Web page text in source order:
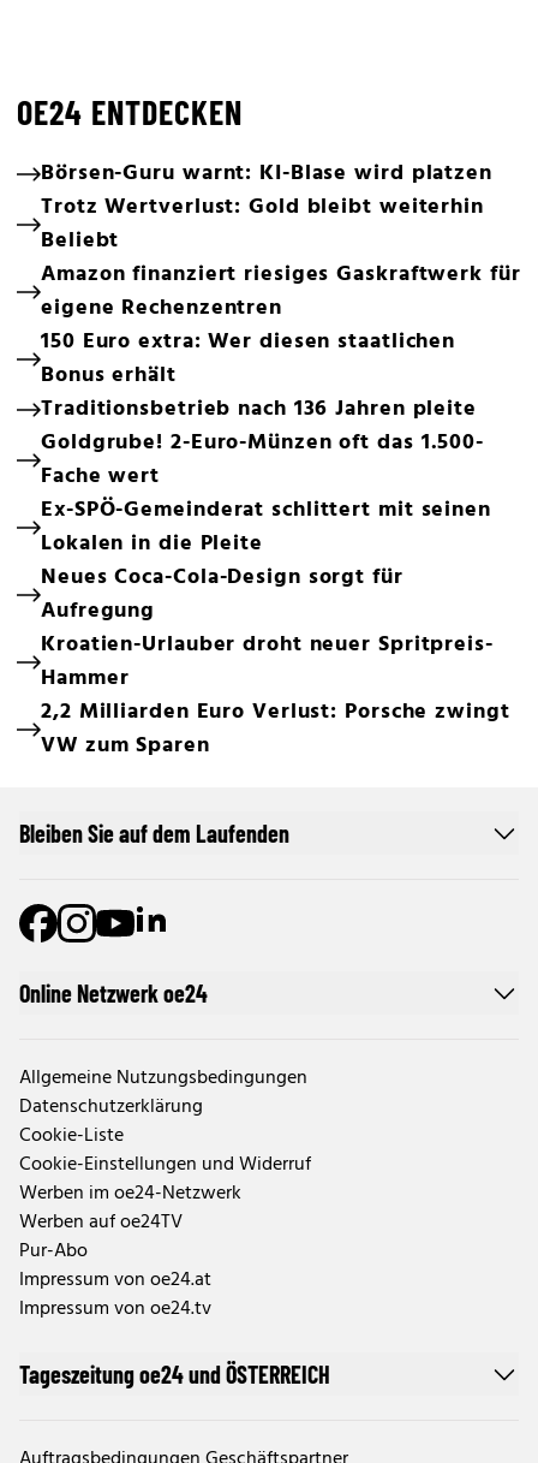
OE24 ENTDECKEN
Börsen-Guru warnt: KI-Blase wird platzen
Trotz Wertverlust: Gold bleibt weiterhin
Beliebt
Amazon finanziert riesiges Gaskraftwerk für
eigene Rechenzentren
150 Euro extra: Wer diesen staatlichen
Bonus erhält
Traditionsbetrieb nach 136 Jahren pleite
Goldgrube! 2-Euro-Münzen oft das 1.500-
Fache wert
Ex-SPÖ-Gemeinderat schlittert mit seinen
Lokalen in die Pleite
Neues Coca-Cola-Design sorgt für
Aufregung
Kroatien-Urlauber droht neuer Spritpreis-
Hammer
2,2 Milliarden Euro Verlust: Porsche zwingt
VW zum Sparen
Online Netzwerk oe24
Allgemeine Nutzungsbedingungen
Datenschutzerklärung
Cookie-Liste
Cookie-Einstellungen und Widerruf
Werben im oe24-Netzwerk
Werben auf oe24TV
Pur-Abo
Impressum von oe24.at
Impressum von oe24.tv
Tageszeitung oe24 und ÖSTERREICH
Bleiben Sie auf dem Laufenden